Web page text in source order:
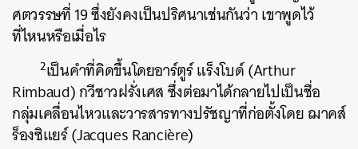
ศตวรรษที่ 19 ซึ่งยังคงเป็นปริศนาเช่นกันว่า เขาพูดไว้
ที่ไหนหรือเมื่อไร
2เป็นคำที่คิดขึ้นโดยอาร์ตูร์แร็งโบด์ (Arthur
Rimbaud) กวีชาวฝรั่งเศส ซึ่งต่อมาได้กลายไปเป็นชื่อ
กลุ่มเคลื่อนไหวและวารสารทางปรัชญาที่ก่อตั้งโดย ฌาคส์
ร็องซิแยร์ (Jacques Rancière)